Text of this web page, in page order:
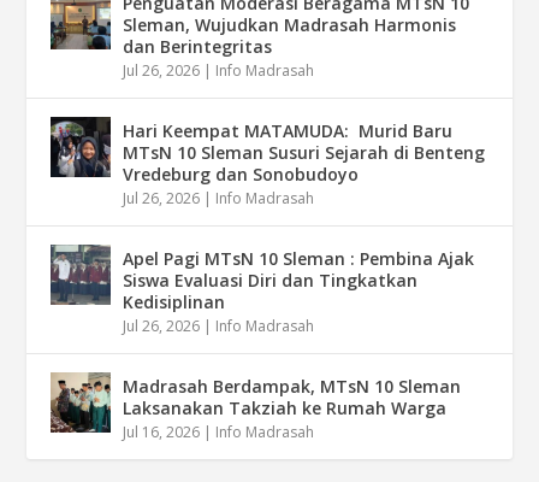
Sleman, Wujudkan Madrasah Harmonis
dan Berintegritas
Jul 26, 2026 | Info Madrasah
Hari Keempat MATAMUDA: Murid Baru
MTsN 10 Sleman Susuri Sejarah di Benteng
Vredeburg dan Sonobudoyo
Jul 26, 2026 | Info Madrasah
Apel Pagi MTsN 10 Sleman : Pembina Ajak
Siswa Evaluasi Diri dan Tingkatkan
Kedisiplinan
Jul 26, 2026 | Info Madrasah
Madrasah Berdampak, MTsN 10 Sleman
Laksanakan Takziah ke Rumah Warga
Jul 16, 2026 | Info Madrasah